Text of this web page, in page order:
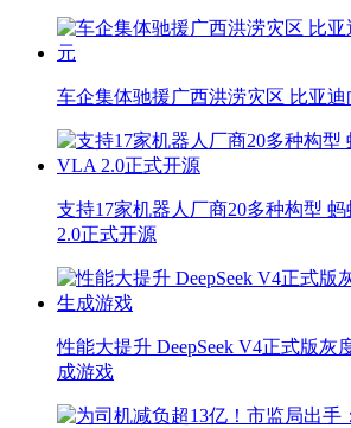
车企集体驰援广西洪涝灾区 比亚迪
支持17家机器人厂商20多种构型
2.0正式开源
性能大提升 DeepSeek V4正式版灰
成游戏